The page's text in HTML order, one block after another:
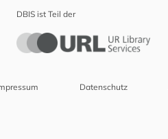
DBIS ist Teil der
Datenschutz